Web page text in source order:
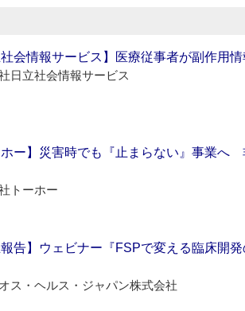
社会情報サービス】医療従事者が副作用
日立社会情報サービス
ホー】災害時でも『止まらない』事業へ
トーホー
報告】ウェビナー『FSPで変える臨床開
ス・ヘルス・ジャパン株式会社